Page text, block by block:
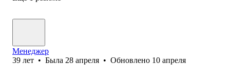
Менеджер
39 лет • Была 28 апреля • Обновлено 10 апреля